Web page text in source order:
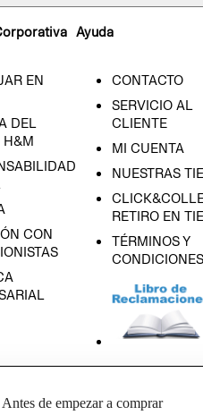
EN
DEL
H&M
CON
Ayuda
CONTACTO
SERVICIO AL
CLIENTE
MI CUENTA
NUESTRAS
RETIRO EN
TÉRMINOS Y
CONDICIONES
PRIVACIDAD
Antes de empezar a comprar